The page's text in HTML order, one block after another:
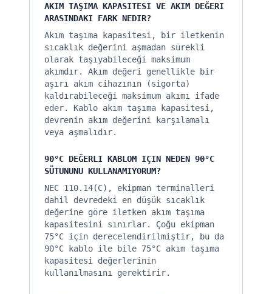
AKIM TAŞIMA KAPASITESI VE AKIM DEĞERI
ARASINDAKI FARK NEDIR?
Akım taşıma kapasitesi, bir iletkenin
sıcaklık değerini aşmadan sürekli
olarak taşıyabileceği maksimum
akımdır. Akım değeri genellikle bir
aşırı akım cihazının (sigorta)
kaldırabileceği maksimum akımı ifade
eder. Kablo akım taşıma kapasitesi,
devrenin akım değerini karşılamalı
veya aşmalıdır.
90°C DEĞERLI KABLOM IÇIN NEDEN 90°C
SÜTUNUNU KULLANAMIYORUM?
NEC 110.14(C), ekipman terminalleri
dahil devredeki en düşük sıcaklık
değerine göre iletken akım taşıma
kapasitesini sınırlar. Çoğu ekipman
75°C için derecelendirilmiştir, bu da
90°C kablo ile bile 75°C akım taşıma
kapasitesi değerlerinin
kullanılmasını gerektirir.